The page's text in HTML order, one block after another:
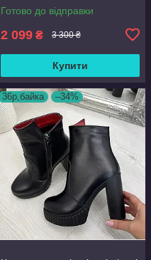
Готово до відправки
2 099 ₴ 3 300 ₴
Купити
36р,байка –34%